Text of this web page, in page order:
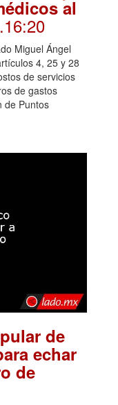
al
.16:20
Miguel Ángel
4, 25 y 28
de servicios
de gastos
de Puntos
de
echar
de